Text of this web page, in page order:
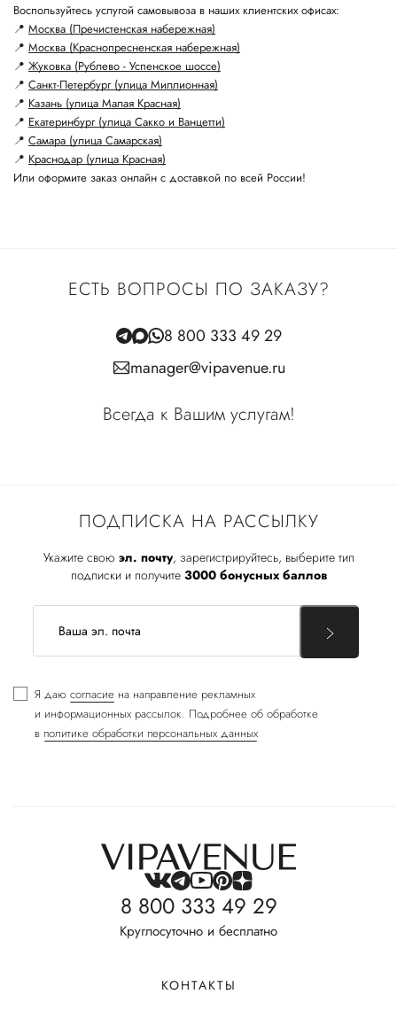
Воспользуйтесь услугой самовывоза в наших клиентских офисах:
📍 Москва (Пречистенская набережная)
📍 Москва (Краснопресненская набережная)
📍 Жуковка (Рублево - Успенское шоссе)
📍 Санкт-Петербург (улица Миллионная)
📍 Казань (улица Малая Красная)
📍 Екатеринбург (улица Сакко и Ванцетти)
📍 Самара (улица Самарская)
📍 Краснодар (улица Красная)
Или оформите заказ онлайн с доставкой по всей России!
ПОДПИСКА НА РАССЫЛКУ
Укажите свою эл. почту, зарегистрируйтесь, выберите тип
подписки и получите 3000 бонусных баллов
Я даю согласие на направление рекламных
и информационных рассылок. Подробнее об обработке
в политике обработки персональных данных
ЕСТЬ ВОПРОСЫ ПО ЗАКАЗУ?
8 800 333 49 29
manager@vipavenue.ru
Всегда к Вашим услугам!
8 800 333 49 29
Круглосуточно и бесплатно
КОНТАКТЫ